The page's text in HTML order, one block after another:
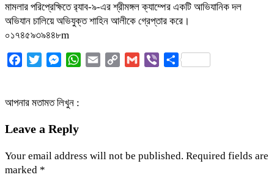
মামলার পরিপ্রেক্ষিতে র‌্যাব-৯-এর শ্রীমঙ্গল ক্যাম্পের একটি আভিযানিক দল
অভিযান চালিয়ে অভিযুক্ত শাহিন আলীকে গ্রেপ্তার করে।
০১৭৪৫৯৩৯৪৪৮m
Facebook
TwitterMessengerWhatsApp
Email
Copy
Gmail ViberShare
আপনার মতামত লিখুন :
Leave a Reply
Your email address will not be published. Required fields are
marked *